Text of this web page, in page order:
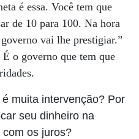
é essa. Você tem que
de 10 para 100. Na hora
vai lhe prestigiar.”
o governo que tem que
muita intervenção? Por
seu dinheiro na
os juros?